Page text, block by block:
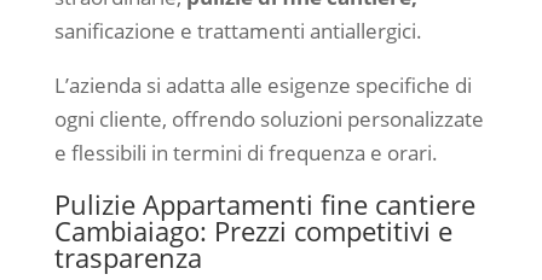
sanificazione e trattamenti antiallergici.
L’azienda si adatta alle esigenze specifiche di
ogni cliente, offrendo soluzioni personalizzate
e flessibili in termini di frequenza e orari.
Pulizie Appartamenti fine cantiere
Cambiaiago: Prezzi competitivi e
trasparenza